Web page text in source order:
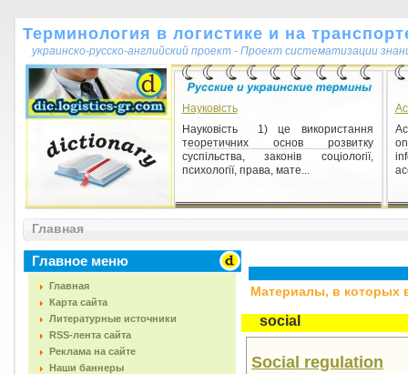
Терминология в логистике и на
украинско-русско-английский проект - Проект систематизации
Науковість
Науковість 1) це використання
теоретичних основ розвитку
суспільства, законів соціології,
психології, права, мате...
Главная
Главное меню
Главная
Карта сайта
Литературные источники
RSS-лента сайта
Реклама на сайте
Наши баннеры
Материалы, в которых
social
Social regulation